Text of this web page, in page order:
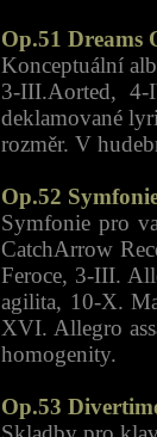
Op.51 Dreams
Konceptuální
3-III.Aorted, 4-
deklamované
rozměr. V
Op.52
Symfonie pro
CatchArrow
Feroce, 3-III.
agilita, 10-X.
XVI. Allegro
homogenity.
Op.53